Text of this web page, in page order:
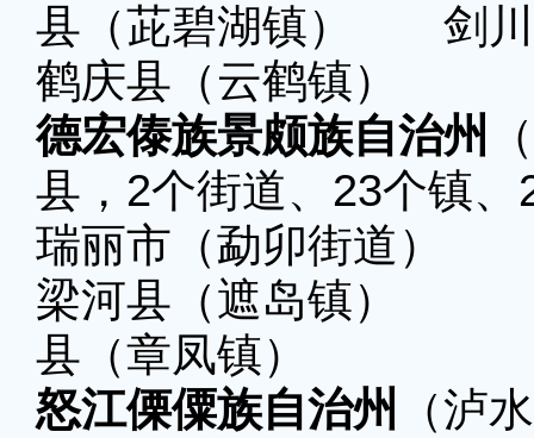
县（茈碧湖镇） 剑川
鹤庆县（云鹤镇）
德宏傣族景颇族自治州
县，2个街道、23个镇
瑞丽市（勐卯街道）
梁河县（遮岛镇）
县（章凤镇）
怒江傈僳族自治州
（泸